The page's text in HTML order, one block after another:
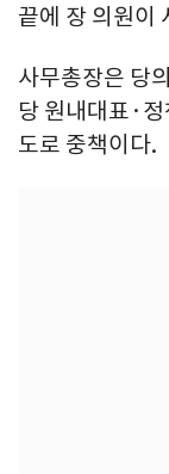
끝에 장 의원이
사무총장은 당
당 원내대표·
도로 중책이다.